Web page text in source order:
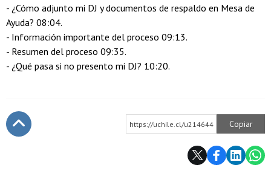
- ¿Cómo adjunto mi DJ y documentos de respaldo en Mesa de
Ayuda? 08:04.
- Información importante del proceso 09:13.
- Resumen del proceso 09:35.
- ¿Qué pasa si no presento mi DJ? 10:20.
https://uchile.cl/u214644 Copiar